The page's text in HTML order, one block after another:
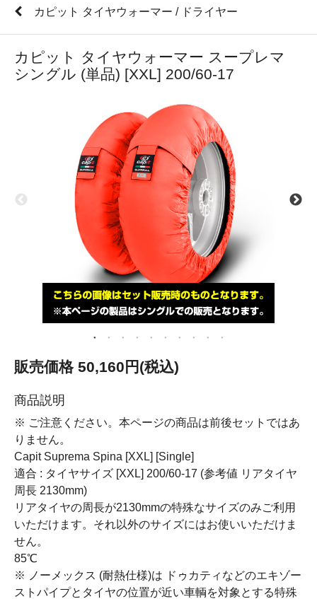
カピット タイヤウォーマー / ドライヤー
カピット タイヤウォーマー スープレマ
シングル (単品) [XXL] 200/60-17
販売価格 50,160円(税込)
商品説明
※ ご注意ください。本ページの商品は前後セットではあ
りません。
Capit Suprema Spina [XXL] [Single]
適合 : タイヤサイズ [XXL] 200/60-17 (参考値 リアタイヤ
周長 2130mm)
リアタイヤの周長が2130mmの特殊なサイズのみご利用
いただけます。それ以外のサイズにはお使いいただけま
せん。
85℃
※ ノーメックス (耐熱仕様)は ドゥカティなどのエキゾー
ストパイプとタイヤの位置が近い車輌を対象とする特殊